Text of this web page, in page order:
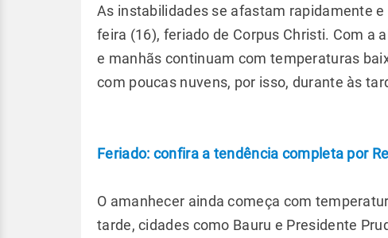
As instabilidades se afastam rapidamente
feira (16), feriado de Corpus Christi. Com a
e manhãs continuam com temperaturas
com poucas nuvens, por isso, durante às
Feriado: confira a tendência completa por
O amanhecer ainda começa com
tarde, cidades como Bauru e Presidente